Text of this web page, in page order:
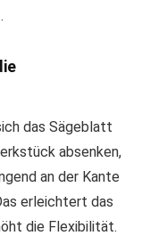
das Sägeblatt
absenken,
an der Kante
erleichtert das
die Flexibilität.